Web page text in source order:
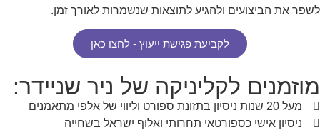
לשפר את הביצועים ולהגיע לתוצאות שנשמרות לאורך זמן.
לקביעת פגישת ייעוץ - לחצו כאן
מוזמנים לקליניקה של ניר שניידר:
מעל 20 שנות ניסיון בתזונת ספורט וליווי של אלפי מתאמנים
ניסיון אישי כספורטאי תחרותי ואלוף ישראל בשחייה